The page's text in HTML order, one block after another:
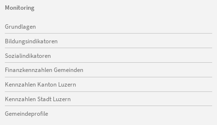
Monitoring
Navigation
überspringen
Grundlagen
Bildungsindikatoren
Sozialindikatoren
Finanzkennzahlen Gemeinden
Kennzahlen Kanton Luzern
Kennzahlen Stadt Luzern
Gemeindeprofile